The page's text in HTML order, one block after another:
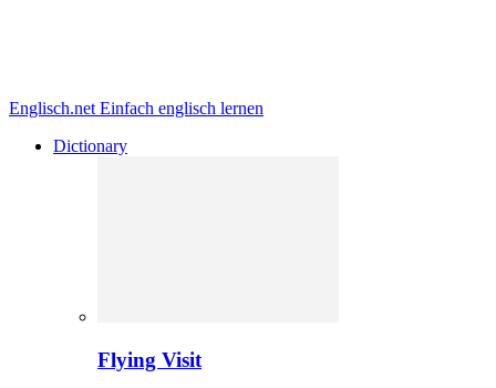
Englisch.net Einfach englisch lernen
Dictionary
Flying Visit